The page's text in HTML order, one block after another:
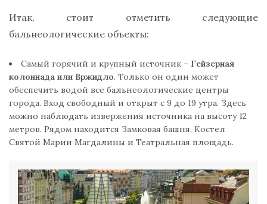
Итак, стоит отметить следующие
бальнеологические объекты:
Самый горячий и крупный источник – Гейзерная
колоннада или Вржидло. Только он один может
обеспечить водой все бальнеологические центры
города. Вход свободный и открыт с 9 до 19 утра. Здесь
можно наблюдать извержения источника на высоту 12
метров. Рядом находится Замковая башня, Костел
Святой Марии Магдалины и Театральная площадь.